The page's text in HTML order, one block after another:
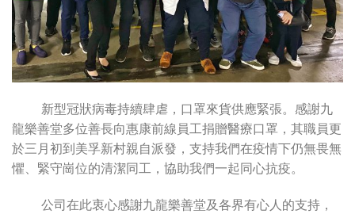
新型冠狀病毒持續肆虐，口罩來貨供應緊張。感謝九
龍樂善堂多位善長向惠康前線員工捐贈醫療口罩，其職員更
於三月初到美孚新村親自派發，支持我們在疫情下仍無畏無
懼、緊守崗位的清潔同工，協助我們一起同心抗疫。
公司在此衷心感謝九龍樂善堂及各界有心人的支持，